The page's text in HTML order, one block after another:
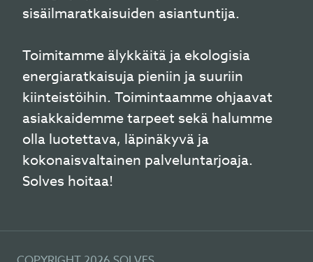
sisäilmaratkaisuiden asiantuntija.
Toimitamme älykkäitä ja ekologisia
energiaratkaisuja pieniin ja suuriin
kiinteistöihin. Toimintaamme ohjaavat
asiakkaidemme tarpeet sekä halumme
olla luotettava, läpinäkyvä ja
kokonaisvaltainen palveluntarjoaja.
Solves hoitaa!